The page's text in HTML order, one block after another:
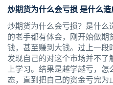
炒期货为什么会亏损 是什么
炒期货为什么会亏损？是什么
的老手都有体会，刚开始做期
钱，甚至赚到大钱。过上一段
发现自己的对这个市场并不了
上学习。结果是越学越亏，
态，直到把自己的资金亏完为